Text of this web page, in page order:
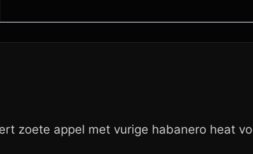
zoete appel met vurige habanero heat